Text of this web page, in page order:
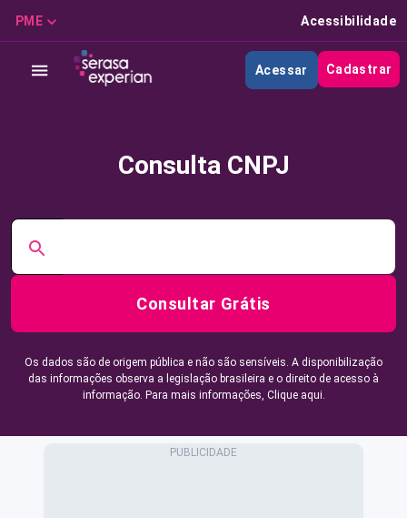
PME Acessibilidade
Acessar Cadastrar
Consulta CNPJ
Consultar Grátis
Os dados são de origem pública e não são sensíveis. A disponibilização
das informações observa a legislação brasileira e o direito de acesso à
informação. Para mais informações, Clique aqui.